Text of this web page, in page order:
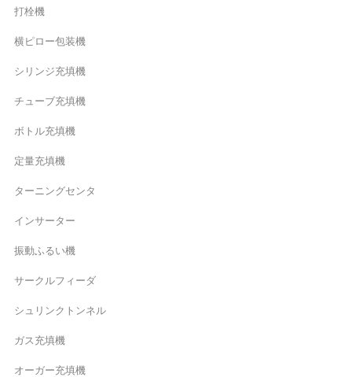
打栓機
横ピロー包装機
シリンジ充填機
チューブ充填機
ボトル充填機
定量充填機
ターニングセンタ
インサーター
振動ふるい機
サークルフィーダ
シュリンクトンネル
ガス充填機
オーガー充填機